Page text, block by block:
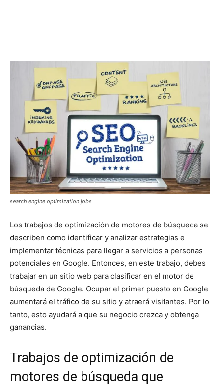
search engine optimization jobs
Los trabajos de optimización de motores de búsqueda se
describen como identificar y analizar estrategias e
implementar técnicas para llegar a servicios a personas
potenciales en Google. Entonces, en este trabajo, debes
trabajar en un sitio web para clasificar en el motor de
búsqueda de Google. Ocupar el primer puesto en Google
aumentará el tráfico de su sitio y atraerá visitantes. Por lo
tanto, esto ayudará a que su negocio crezca y obtenga
ganancias.
Trabajos de optimización de
motores de búsqueda que